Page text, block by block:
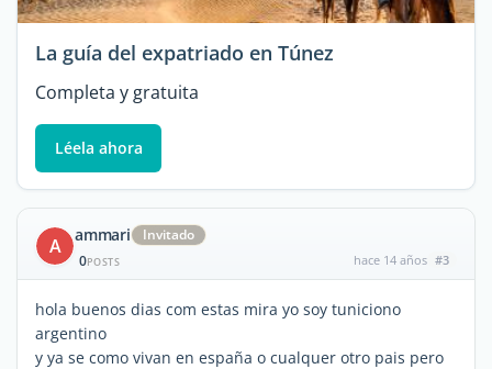
La guía del expatriado en Túnez
Completa y gratuita
Léela ahora
A ammari
Invitado
0POSTS hace 14 años #3
hola buenos dias com estas mira yo soy tuniciono
argentino
y ya se como vivan en españa o cualquer otro pais pero